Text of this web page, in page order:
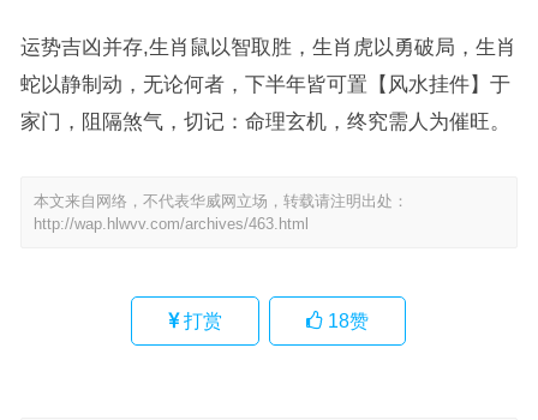
运势吉凶并存,生肖鼠以智取胜，生肖虎以勇破局，生肖
蛇以静制动，无论何者，下半年皆可置【风水挂件】于
家门，阻隔煞气，切记：命理玄机，终究需人为催旺。
本文来自网络，不代表华威网立场，转载请注明出处：
http://wap.hlwvv.com/archives/463.html
打赏 18赞